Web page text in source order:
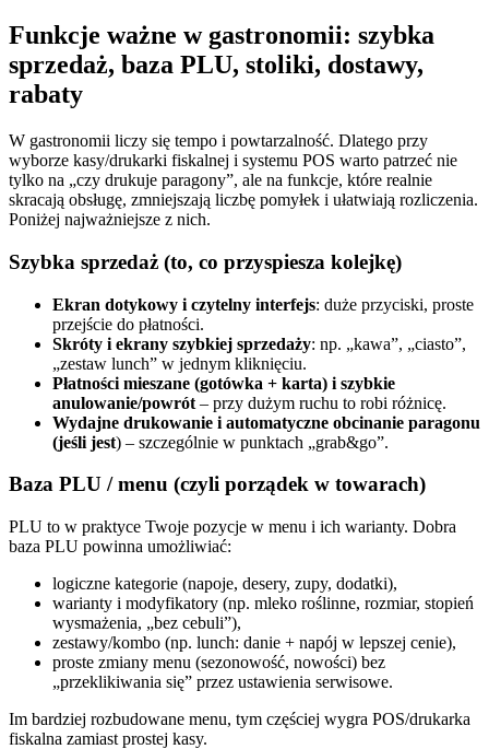
Funkcje ważne w gastronomii: szybka
sprzedaż, baza PLU, stoliki, dostawy,
rabaty
W gastronomii liczy się tempo i powtarzalność. Dlatego przy
wyborze kasy/drukarki fiskalnej i systemu POS warto patrzeć nie
tylko na „czy drukuje paragony”, ale na funkcje, które realnie
skracają obsługę, zmniejszają liczbę pomyłek i ułatwiają rozliczenia.
Poniżej najważniejsze z nich.
Szybka sprzedaż (to, co przyspiesza kolejkę)
Ekran dotykowy i czytelny interfejs: duże przyciski, proste
przejście do płatności.
Skróty i ekrany szybkiej sprzedaży: np. „kawa”, „ciasto”,
„zestaw lunch” w jednym kliknięciu.
Płatności mieszane (gotówka + karta) i szybkie
anulowanie/powrót – przy dużym ruchu to robi różnicę.
Wydajne drukowanie i automatyczne obcinanie paragonu
(jeśli jest) – szczególnie w punktach „grab&go”.
Baza PLU / menu (czyli porządek w towarach)
PLU to w praktyce Twoje pozycje w menu i ich warianty. Dobra
baza PLU powinna umożliwiać:
logiczne kategorie (napoje, desery, zupy, dodatki),
warianty i modyfikatory (np. mleko roślinne, rozmiar, stopień
wysmażenia, „bez cebuli”),
zestawy/kombo (np. lunch: danie + napój w lepszej cenie),
proste zmiany menu (sezonowość, nowości) bez
„przeklikiwania się” przez ustawienia serwisowe.
Im bardziej rozbudowane menu, tym częściej wygra POS/drukarka
fiskalna zamiast prostej kasy.